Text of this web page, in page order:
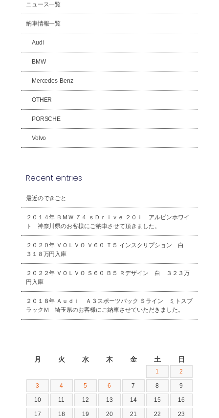
ニュース一覧
納車情報一覧
Audi
BMW
Mercedes-Benz
OTHER
PORSCHE
Volvo
Recent entries
最近のできごと
２０１４年 ＢＭＷ Ｚ４ ｓＤｒｉｖｅ ２０ｉ アルピンホワイ
ト 神奈川県のお客様にご納車させて頂きました。
２０２０年 ＶＯＬＶＯ Ｖ６０ Ｔ５ インスクリプション 白
３１８万円入庫
２０２２年 ＶＯＬＶＯ Ｓ６０ Ｂ５ Ｒデザイン 白 ３２３万
円入庫
２０１８年 Ａｕｄｉ Ａ３スポーツバック Ｓライン ミトスブ
ラックＭ 埼玉県のお客様にご納車させていただきました。
月 火 水 木 金 土 日
1 2
3 4 5 6 7 8 9
10 11 12 13 14 15 16
17 18 19 20 21 22 23